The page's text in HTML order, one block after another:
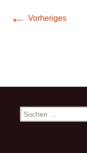
← Vorheriges
Suchen
nach: